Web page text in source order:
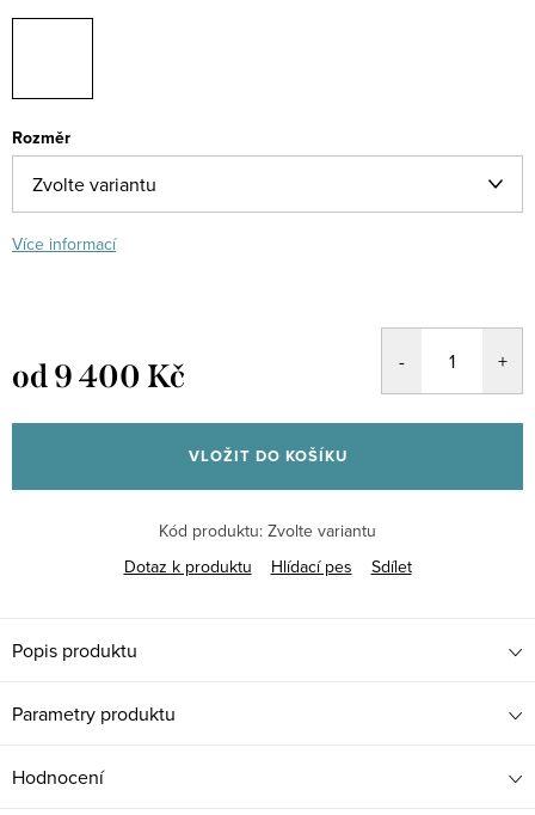
Rozměr
Více informací
od9 400 Kč
cena:
VLOŽIT DO KOŠÍKU
Kód produktu: Zvolte variantu
Dotaz k produktu
Hlídací pes Sdílet
Popis produktu
Parametry produktu
Hodnocení